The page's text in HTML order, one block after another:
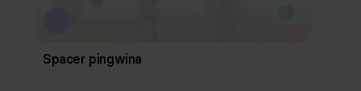
Spacer pingwina